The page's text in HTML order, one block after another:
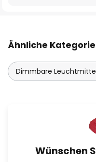
Ähnliche
Dimmbare
Wünschen